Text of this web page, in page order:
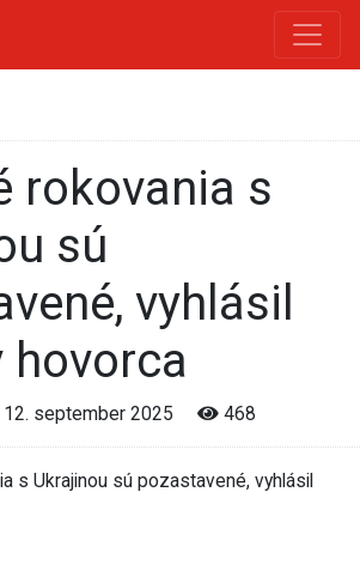
sú
vyhlásil
hovorca
12. september 2025 468